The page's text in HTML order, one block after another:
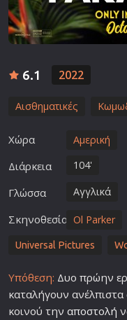
6.1 2022
Αισθηματικές
Χώρα Αμερική
Διάρκεια 104'
Γλώσσα Αγγλικά
Σκηνοθεσία Ol Parker
Universal Pictures
Υπόθεση: Δυο πρώην
καταλήγουν
κοινού την αποστολή